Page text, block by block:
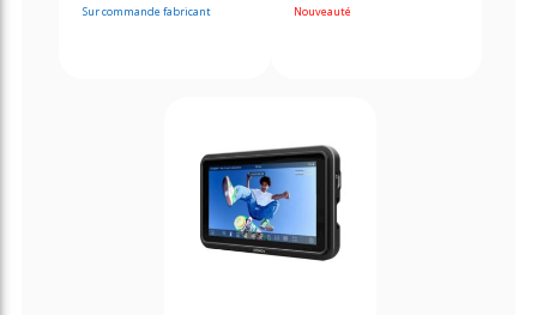
Sur commande fabricant Nouveauté